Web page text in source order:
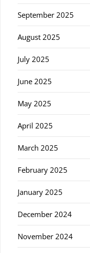
September 2025
August 2025
July 2025
June 2025
May 2025
April 2025
March 2025
February 2025
January 2025
December 2024
November 2024